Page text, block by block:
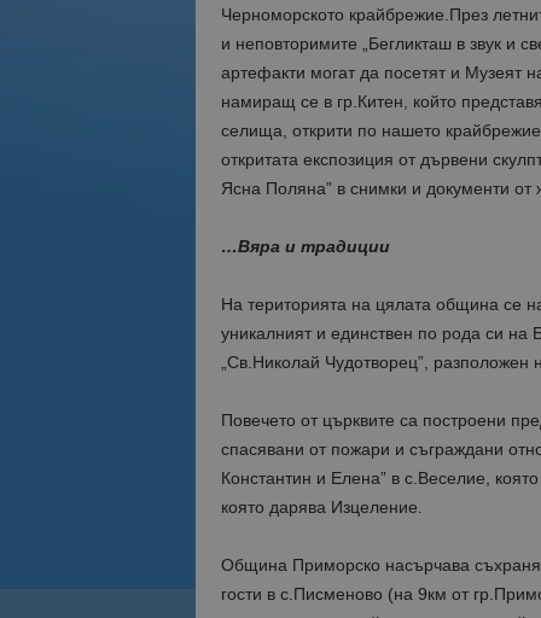
Черноморското крайбрежие.През
и неповторимите „Бегликташ в звук и
артефакти могат да посетят и Музеят
намиращ се в гр.Китен, който
селища, открити по нашето
откритата експозиция от дървени
Ясна Поляна” в снимки и документи от
…Вяра и традиции
На територията на цялата община се
уникалният и единствен по рода си на
„Св.Николай Чудотворец”, разположен
Повечето от църквите са построени
спасявани от пожари и съграждани
Константин и Елена” в с.Веселие,
която дарява Изцеление.
Община Приморско насърчава
гости в с.Писменово (на 9км от